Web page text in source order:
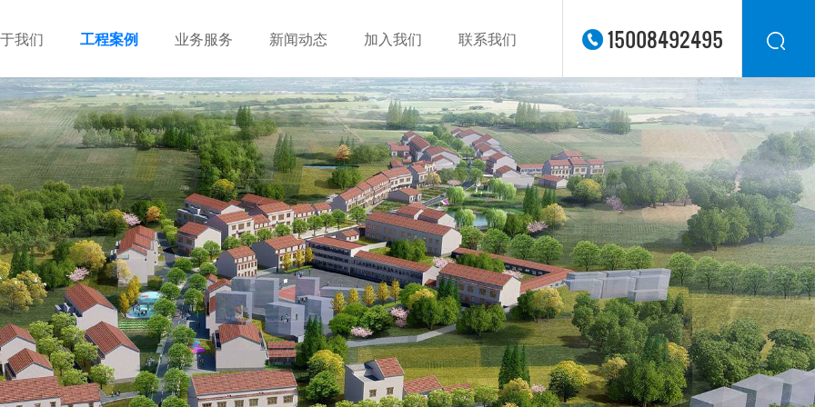
我们 工程案例
建筑设计
市政设计
电力设计
商物粮储藏（冷库冷冻）
农林设计
勘察资质
水利设计
风景园林
土地规划
城乡规划
工程测绘
工程咨询
工程造价
华东
华北
华南
华中
西南
西北
东南
业务服务 新闻动态 加入我们 联系我们 15008492495